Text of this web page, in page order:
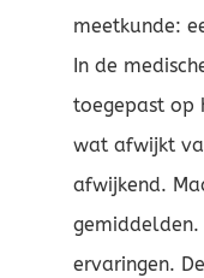
meetkunde:
In de
toegepast op
wat afwijkt
afwijkend.
ervaringen.